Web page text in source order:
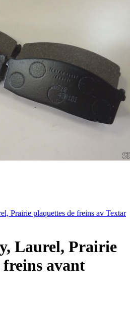
Laurel, Prairie
freins avant